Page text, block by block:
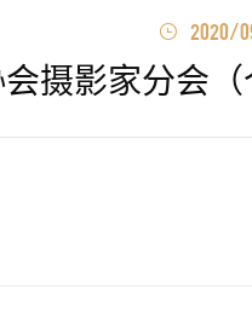
2020/
摄影家分会